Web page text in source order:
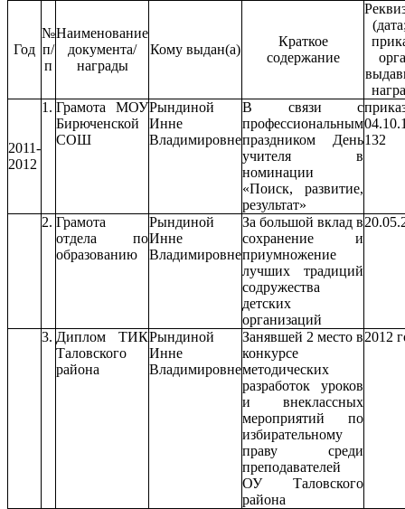
Год
№
п/
п
Наименование
документа/
награды
Кому выдан(а)
Краткое
содержание
2011-
2012
1. Грамота МОУ
Бирюченской
СОШ
Рындиной
Инне
Владимировне
В связи с
профессиональным
праздником День
учителя в
номинации
«Поиск, развитие,
результат»
132
2. Грамота
отдела по
образованию
Рындиной
Инне
Владимировне
За большой вклад в
сохранение и
приумножение
лучших традиций
содружества
детских
организаций
3. Диплом ТИК
Таловского
района
Рындиной
Инне
Владимировне
Занявшей 2 место в
конкурсе
методических
разработок уроков
и внеклассных
мероприятий по
избирательному
праву среди
преподавателей
ОУ Таловского
района
2012